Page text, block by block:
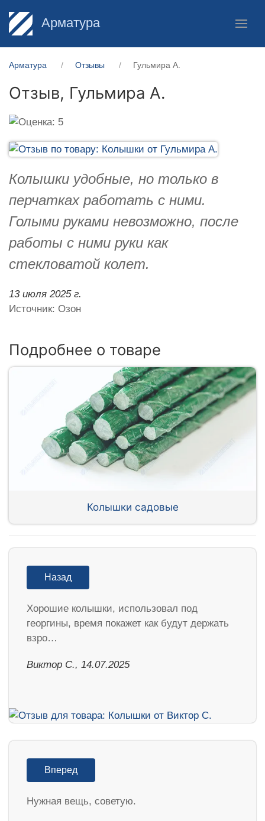
Арматура
Арматура Отзывы Гульмира А.
Отзыв, Гульмира А.
Колышки удобные, но только в
перчатках работать с ними.
Голыми руками невозможно, после
работы с ними руки как
стекловатой колет.
13 июля 2025 г.
Источник: Озон
Подробнее о товаре
Колышки садовые
Назад
Хорошие колышки, использовал под
георгины, время покажет как будут держать
взро…
Виктор С., 14.07.2025
Вперед
Нужная вещь, советую.